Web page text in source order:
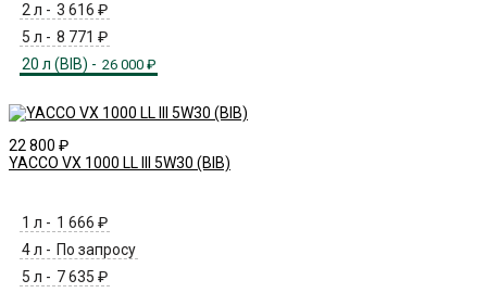
2 л - 3 616 ₽
5 л - 8 771 ₽
20 л (BIB) - 26 000 ₽
22 800 ₽
YACCO VX 1000 LL III 5W30 (BIB)
1 л - 1 666 ₽
4 л - По запросу
5 л - 7 635 ₽